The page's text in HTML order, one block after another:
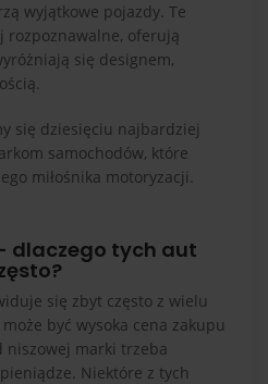
wyjątkowe pojazdy. Te
rozpoznawalne, oferują
się designem,
się dziesięciu najbardziej
samochodów, które
miłośnika motoryzacji.
dlaczego tych aut
się zbyt często z wielu
być wysoka cena zakupu
niszowej marki trzeba
Niektóre z tych